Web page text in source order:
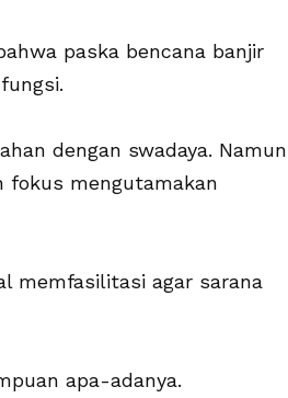
paska bencana banjir
dengan swadaya. Namun
fokus mengutamakan
memfasilitasi agar sarana
apa-adanya.